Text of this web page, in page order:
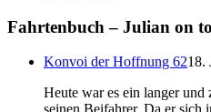
Fahrtenbuch – Julian on
Konvoi der Hoffnung 6218.
Heute war es ein langer